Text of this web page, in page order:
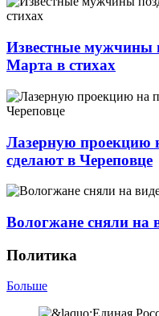
Известные мужчины
Марта в стихах
Лазерную проекцию
сделают в Череповце
Вологжане сняли на
Политика
Больше